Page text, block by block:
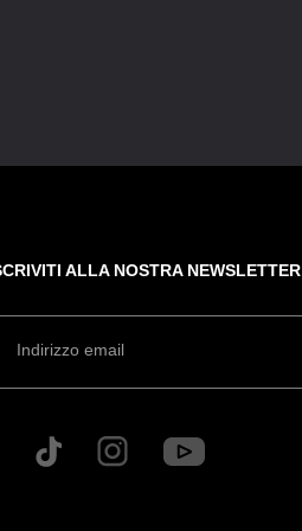
ALLA NOSTRA NEWSLETTER
Indirizzo email